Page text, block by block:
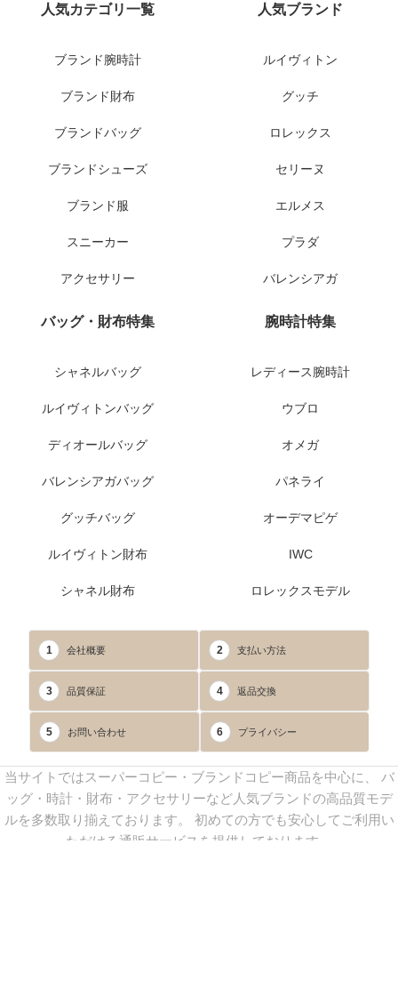
人気カテゴリ一覧
ブランド腕時計
ブランド財布
ブランドバッグ
ブランドシューズ
ブランド服
スニーカー
アクセサリー
人気ブランド
ルイヴィトン
グッチ
ロレックス
セリーヌ
エルメス
プラダ
バレンシアガ
バッグ・財布特集
シャネルバッグ
ルイヴィトンバッグ
ディオールバッグ
バレンシアガバッグ
グッチバッグ
ルイヴィトン財布
シャネル財布
腕時計特集
レディース腕時計
ウブロ
オメガ
パネライ
オーデマピゲ
IWC
ロレックスモデル
1 会社概要 2 支払い方法
3 品質保証 4 返品交換
5 お問い合わせ 6 プライバシー
当サイトではスーパーコピー・ブランドコピー商品を中心に、 バ
ッグ・時計・財布・アクセサリーなど人気ブランドの高品質モデ
ルを多数取り揃えております。 初めての方でも安心してご利用い
ただける通販サービスを提供しております。